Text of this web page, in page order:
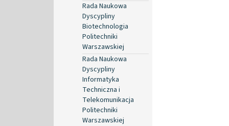
Rada Naukowa
Dyscypliny
Biotechnologia
Politechniki
Warszawskiej
Rada Naukowa
Dyscypliny
Informatyka
Techniczna i
Telekomunikacja
Politechniki
Warszawskiej